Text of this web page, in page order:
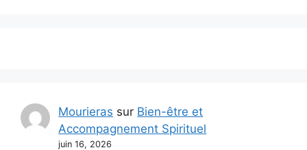
Mourieras sur Bien-être et
Accompagnement Spirituel
juin 16, 2026